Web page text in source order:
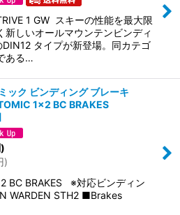
1 GW スキーの性能を最大限
新しいオールマウンテンビンディ
DIN12 タイプが新登場。同カテゴ
ある…
ック ビンディング ブレーキ
1×2 BC BRAKES
)
BC BRAKES ※対応ビンディン
WARDEN STH2 ■Brakes